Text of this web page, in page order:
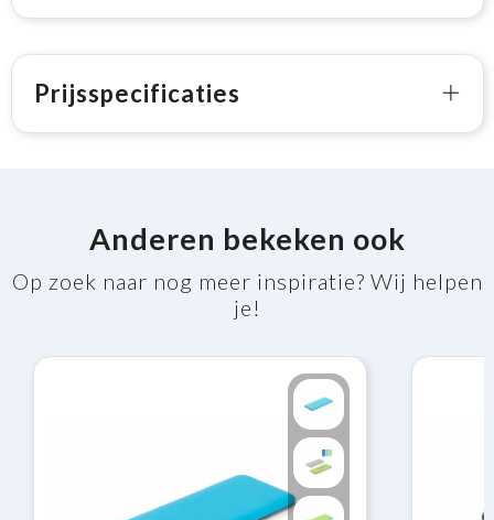
Prijsspecificaties
Anderen bekeken ook
Op zoek naar nog meer inspiratie? Wij helpen
je!